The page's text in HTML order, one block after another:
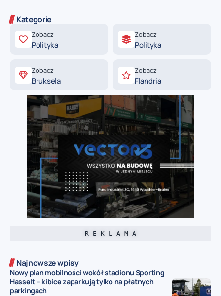
Kategorie
Zobacz
Polityka
Zobacz
Polityka
Zobacz
Bruksela
Zobacz
Flandria
R E K L A M A
Najnowsze wpisy
Nowy plan mobilności wokół stadionu Sporting
Hasselt – kibice zaparkują tylko na płatnych
parkingach